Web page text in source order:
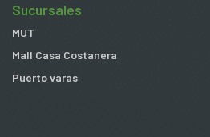
Sucursales
MUT
Mall Casa Costanera
Puerto varas